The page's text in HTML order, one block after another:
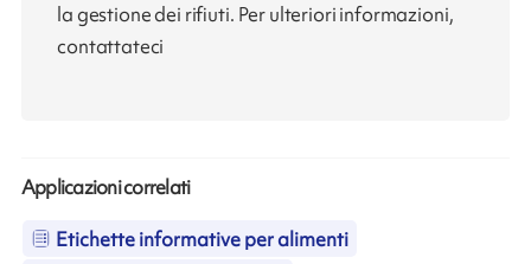
la gestione dei rifiuti. Per ulteriori informazioni,
contattateci
Applicazioni correlati
Etichette informative per alimenti